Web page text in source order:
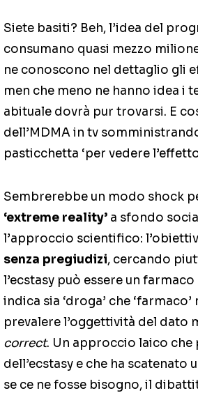
Siete basiti? Beh, l’idea del
consumano quasi mezzo
ne conoscono nel dettaglio gli
men che meno ne hanno idea i
abituale dovrà pur trovarsi. E
dell’MDMA in tv
pasticchetta ‘per vedere
Sembrerebbe un modo shock
‘extreme reality’ a sfondo
l’approccio scientifico:
senza pregiudizi, cercando
l’ecstasy può essere un
indica sia ‘droga’ che
prevalere l’oggettività del dato
correct. Un approccio laico
dell’ecstasy e che ha
se ce ne fosse bisogno, il